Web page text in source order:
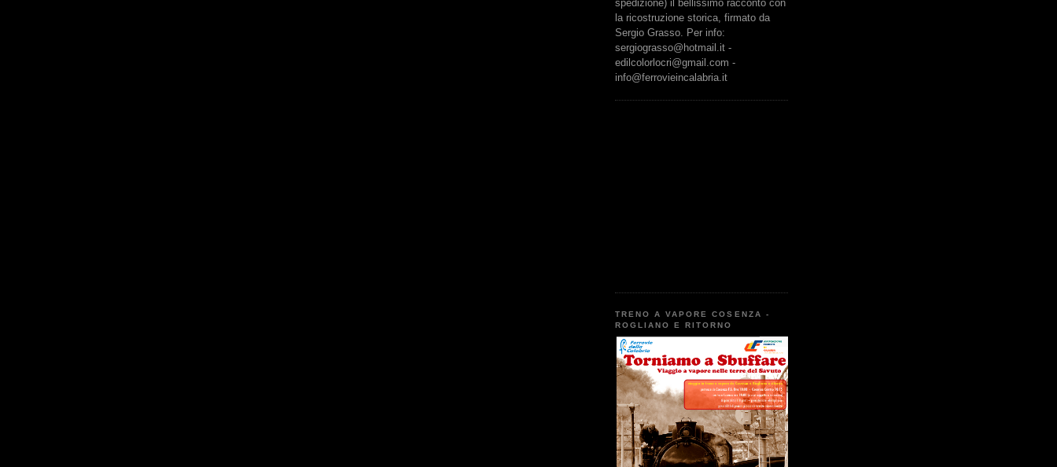
spedizione) il bellissimo racconto con
la ricostruzione storica, firmato da
Sergio Grasso. Per info:
sergiograsso@hotmail.it -
edilcolorlocri@gmail.com -
info@ferrovieincalabria.it
TRENO A VAPORE COSENZA -
ROGLIANO E RITORNO